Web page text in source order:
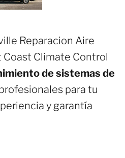
Reparacion Aire
Climate Control
de sistemas de
para tu
y garantía